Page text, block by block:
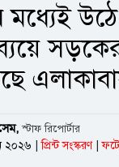
মধ্যেই
সড়কের
স্টাফ রিপোর্টার
২০২৬
প্রিন্ট সংস্করণ